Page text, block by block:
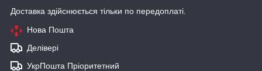
Доставка здійснюється тільки по передоплаті.
Нова Пошта
Делівері
УкрПошта Пріоритетний